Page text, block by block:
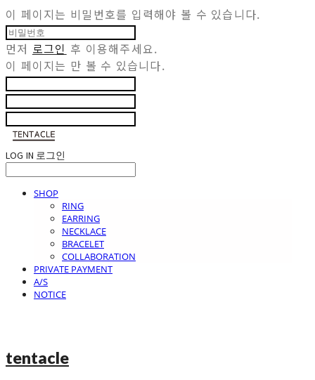
이 페이지는 비밀번호를 입력해야 볼 수 있습니다.
먼저 로그인 후 이용해주세요.
이 페이지는 만 볼 수 있습니다.
LOG IN 로그인
SHOP
RING
EARRING
NECKLACE
BRACELET
COLLABORATION
PRIVATE PAYMENT
A/S
NOTICE
tentacle